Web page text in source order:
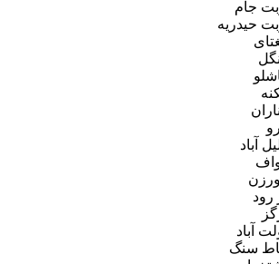
جام
حیدریه
آباد
رود
آباد
سنگ